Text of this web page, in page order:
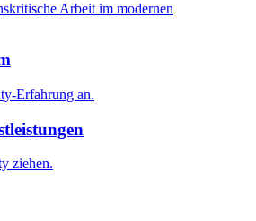
Arbeit im modernen
Erfahrung an.
ziehen.